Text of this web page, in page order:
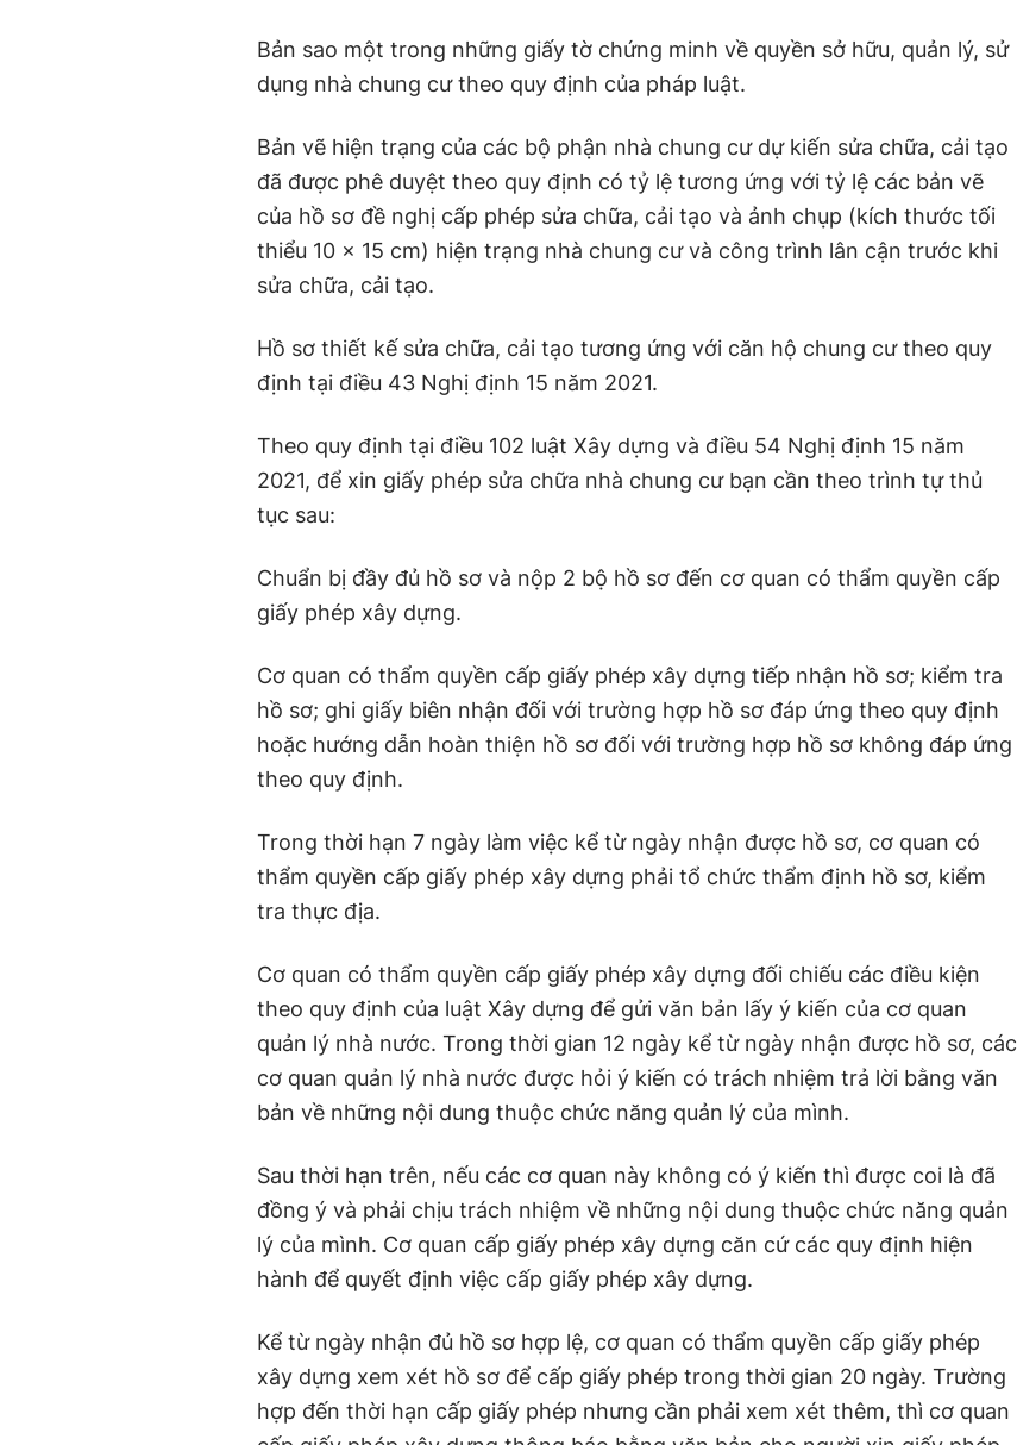
Bản sao một trong những giấy tờ chứng minh về quyền sở hữu, quản lý, sử
dụng nhà chung cư theo quy định của pháp luật.
Bản vẽ hiện trạng của các bộ phận nhà chung cư dự kiến sửa chữa, cải tạo
đã được phê duyệt theo quy định có tỷ lệ tương ứng với tỷ lệ các bản vẽ
của hồ sơ đề nghị cấp phép sửa chữa, cải tạo và ảnh chụp (kích thước tối
thiểu 10 x 15 cm) hiện trạng nhà chung cư và công trình lân cận trước khi
sửa chữa, cải tạo.
Hồ sơ thiết kế sửa chữa, cải tạo tương ứng với căn hộ chung cư theo quy
định tại điều 43 Nghị định 15 năm 2021.
Theo quy định tại điều 102 luật Xây dựng và điều 54 Nghị định 15 năm
2021, để xin giấy phép sửa chữa nhà chung cư bạn cần theo trình tự thủ
tục sau:
Chuẩn bị đầy đủ hồ sơ và nộp 2 bộ hồ sơ đến cơ quan có thẩm quyền cấp
giấy phép xây dựng.
Cơ quan có thẩm quyền cấp giấy phép xây dựng tiếp nhận hồ sơ; kiểm tra
hồ sơ; ghi giấy biên nhận đối với trường hợp hồ sơ đáp ứng theo quy định
hoặc hướng dẫn hoàn thiện hồ sơ đối với trường hợp hồ sơ không đáp ứng
theo quy định.
Trong thời hạn 7 ngày làm việc kể từ ngày nhận được hồ sơ, cơ quan có
thẩm quyền cấp giấy phép xây dựng phải tổ chức thẩm định hồ sơ, kiểm
tra thực địa.
Cơ quan có thẩm quyền cấp giấy phép xây dựng đối chiếu các điều kiện
theo quy định của luật Xây dựng để gửi văn bản lấy ý kiến của cơ quan
quản lý nhà nước. Trong thời gian 12 ngày kể từ ngày nhận được hồ sơ, các
cơ quan quản lý nhà nước được hỏi ý kiến có trách nhiệm trả lời bằng văn
bản về những nội dung thuộc chức năng quản lý của mình.
Sau thời hạn trên, nếu các cơ quan này không có ý kiến thì được coi là đã
đồng ý và phải chịu trách nhiệm về những nội dung thuộc chức năng quản
lý của mình. Cơ quan cấp giấy phép xây dựng căn cứ các quy định hiện
hành để quyết định việc cấp giấy phép xây dựng.
Kể từ ngày nhận đủ hồ sơ hợp lệ, cơ quan có thẩm quyền cấp giấy phép
xây dựng xem xét hồ sơ để cấp giấy phép trong thời gian 20 ngày. Trường
hợp đến thời hạn cấp giấy phép nhưng cần phải xem xét thêm, thì cơ quan